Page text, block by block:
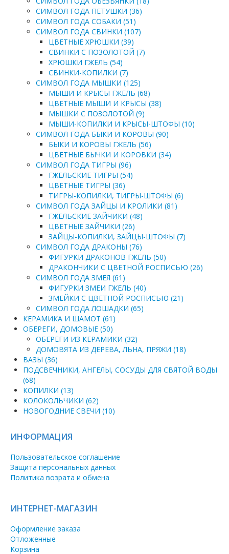
СИМВОЛ ГОДА ПЕТУШКИ (36)
СИМВОЛ ГОДА СОБАКИ (51)
СИМВОЛ ГОДА СВИНКИ (107)
ЦВЕТНЫЕ ХРЮШКИ (39)
СВИНКИ С ПОЗОЛОТОЙ (7)
ХРЮШКИ ГЖЕЛЬ (54)
СВИНКИ-КОПИЛКИ (7)
СИМВОЛ ГОДА МЫШКИ (125)
МЫШИ И КРЫСЫ ГЖЕЛЬ (68)
ЦВЕТНЫЕ МЫШИ И КРЫСЫ (38)
МЫШКИ С ПОЗОЛОТОЙ (9)
МЫШИ-КОПИЛКИ И КРЫСЫ-ШТОФЫ (10)
СИМВОЛ ГОДА БЫКИ И КОРОВЫ (90)
БЫКИ И КОРОВЫ ГЖЕЛЬ (56)
ЦВЕТНЫЕ БЫЧКИ И КОРОВКИ (34)
СИМВОЛ ГОДА ТИГРЫ (96)
ГЖЕЛЬСКИЕ ТИГРЫ (54)
ЦВЕТНЫЕ ТИГРЫ (36)
ТИГРЫ-КОПИЛКИ, ТИГРЫ-ШТОФЫ (6)
СИМВОЛ ГОДА ЗАЙЦЫ И КРОЛИКИ (81)
ГЖЕЛЬСКИЕ ЗАЙЧИКИ (48)
ЦВЕТНЫЕ ЗАЙЧИКИ (26)
ЗАЙЦЫ-КОПИЛКИ, ЗАЙЦЫ-ШТОФЫ (7)
СИМВОЛ ГОДА ДРАКОНЫ (76)
ФИГУРКИ ДРАКОНОВ ГЖЕЛЬ (50)
ДРАКОНЧИКИ С ЦВЕТНОЙ РОСПИСЬЮ (26)
СИМВОЛ ГОДА ЗМЕЯ (61)
ФИГУРКИ ЗМЕИ ГЖЕЛЬ (40)
ЗМЕЙКИ С ЦВЕТНОЙ РОСПИСЬЮ (21)
СИМВОЛ ГОДА ЛОШАДКИ (65)
КЕРАМИКА И ШАМОТ (61)
ОБЕРЕГИ, ДОМОВЫЕ (50)
ОБЕРЕГИ ИЗ КЕРАМИКИ (32)
ДОМОВЯТА ИЗ ДЕРЕВА, ЛЬНА, ПРЯЖИ (18)
ВАЗЫ (36)
ПОДСВЕЧНИКИ, АНГЕЛЫ, СОСУДЫ ДЛЯ СВЯТОЙ ВОДЫ
(68)
КОПИЛКИ (13)
КОЛОКОЛЬЧИКИ (62)
НОВОГОДНИЕ СВЕЧИ (10)
ИНФОРМАЦИЯ
Пользовательское соглашение
Защита персональных данных
Политика возрата и обмена
ИНТЕРНЕТ-МАГАЗИН
Оформление заказа
Отложенные
Корзина